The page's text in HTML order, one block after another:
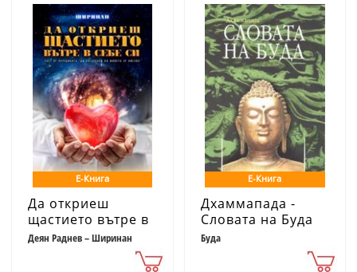
Е-Книга
Да откриеш
щастието вътре в
себе си
Деян Раднев – Ширинан
Е-Книга
Дхаммапада -
Словата на Буда
Буда